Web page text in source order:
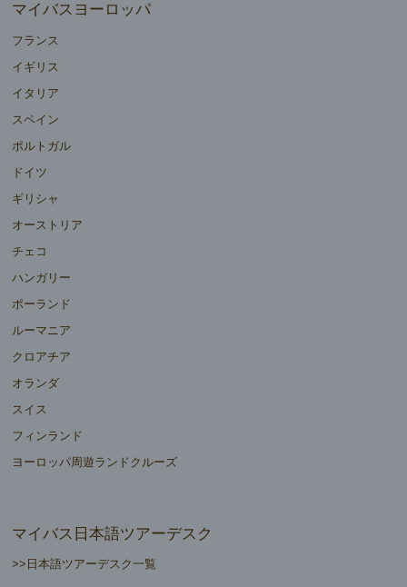
マイバスヨーロッパ
フランス
イギリス
イタリア
スペイン
ポルトガル
ドイツ
ギリシャ
オーストリア
チェコ
ハンガリー
ポーランド
ルーマニア
クロアチア
オランダ
スイス
フィンランド
ヨーロッパ周遊ランドクルーズ
マイバス日本語ツアーデスク
>>日本語ツアーデスク一覧